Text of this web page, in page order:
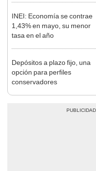
INEI: Economía se contrae
1,43% en mayo, su menor
tasa en el año
Depósitos a plazo fijo, una
opción para perfiles
conservadores